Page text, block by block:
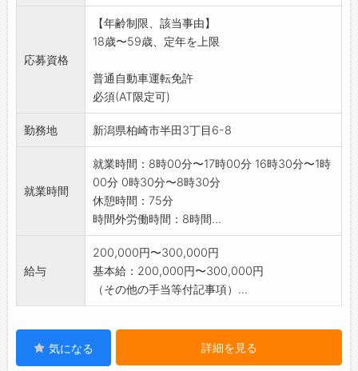
※経験者の方、歓迎いたします。
※初めての方でも丁寧に指導いたします。
※変更範囲:変更なし
応募資格
【年齢制限、該当事由】
18歳〜59歳、定年を上限
普通自動車運転免許
必須(AT限定可)
勤務地 新潟県柏崎市半田3丁目6-8
就業時間
就業時間：8時00分〜17時00分 16時30分〜1時
00分 0時30分〜8時30分
休憩時間：75分
時間外労働時間：8時間...
給与
200,000円〜300,000円
基本給：200,000円〜300,000円
（その他の手当等付記事項）...
気になる 詳細を見る